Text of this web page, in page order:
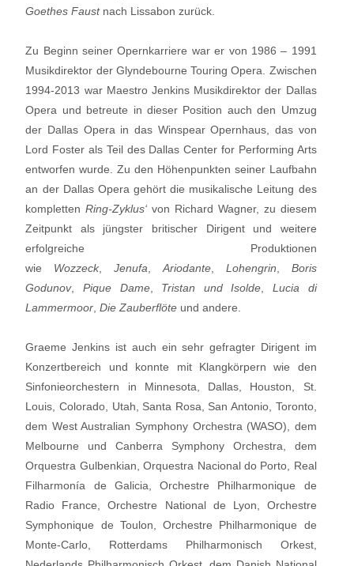
Goethes Faust nach Lissabon zurück.
Zu Beginn seiner Opernkarriere war er von 1986 – 1991
Musikdirektor der Glyndebourne Touring Opera. Zwischen
1994-2013 war Maestro Jenkins Musikdirektor der Dallas
Opera und betreute in dieser Position auch den Umzug
der Dallas Opera in das Winspear Opernhaus, das von
Lord Foster als Teil des Dallas Center for Performing Arts
entworfen wurde. Zu den Höhenpunkten seiner Laufbahn
an der Dallas Opera gehört die musikalische Leitung des
komplettenRing-Zyklus‘ von Richard Wagner, zu diesem
Zeitpunkt als jüngster britischer Dirigent und weitere
erfolgreiche Produktionen
wie Wozzeck,Jenufa,Ariodante, Lohengrin, Boris
Godunov,Pique Dame, Tristan und Isolde,Lucia di
Lammermoor,Die Zauberflöte und andere.
Graeme Jenkins ist auch ein sehr gefragter Dirigent im
Konzertbereich und konnte mit Klangkörpern wie den
Sinfonieorchestern in Minnesota, Dallas, Houston, St.
Louis, Colorado, Utah, Santa Rosa, San Antonio, Toronto,
dem West Australian Symphony Orchestra (WASO), dem
Melbourne und Canberra Symphony Orchestra, dem
Orquestra Gulbenkian, Orquestra Nacional do Porto, Real
Filharmonía de Galicia, Orchestre Philharmonique de
Radio France, Orchestre National de Lyon, Orchestre
Symphonique de Toulon, Orchestre Philharmonique de
Monte-Carlo, Rotterdams Philharmonisch Orkest,